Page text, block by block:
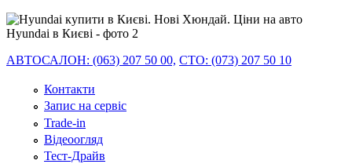
АВТОСАЛОН: (063) 207 50 00, СТО: (073) 207 50 10
Контакти
Запис на сервіс
Trade-in
Відеоогляд
Тест-Драйв